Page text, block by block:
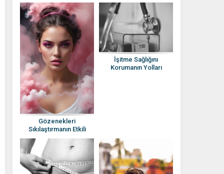
Gözenekleri
Sıkılaştırmanın Etkili
Yöntemleri Nelerdir?
İşitme Sağlığını
Korumanın Yolları